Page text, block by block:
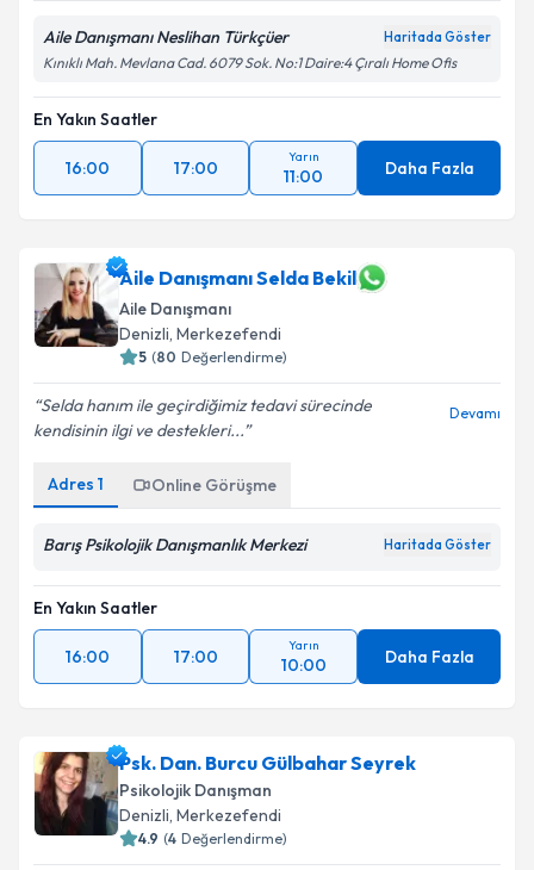
Aile Danışmanı Neslihan Türkçüer Haritada Göster
Kınıklı Mah. Mevlana Cad. 6079 Sok. No:1 Daire:4 Çıralı Home Ofis
En Yakın Saatler
16:00 17:00
Yarın
11:00 Daha Fazla
Aile Danışmanı Selda Bekil
Aile Danışmanı
Denizli, Merkezefendi
5 (80 Değerlendirme)
Selda hanım ile geçirdiğimiz tedavi sürecinde
kendisinin ilgi ve destekleri...
Devamı
Adres 1 Online Görüşme
Barış Psikolojik Danışmanlık Merkezi Haritada Göster
En Yakın Saatler
16:00 17:00
Yarın
10:00 Daha Fazla
Psk. Dan. Burcu Gülbahar Seyrek
Psikolojik Danışman
Denizli, Merkezefendi
4.9 (4 Değerlendirme)